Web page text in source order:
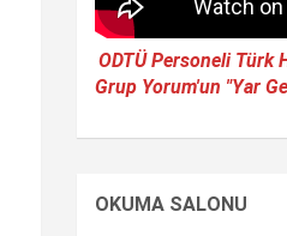
ODTÜ Personeli Türk
Grup Yorum'un "Yar
OKUMA SALONU